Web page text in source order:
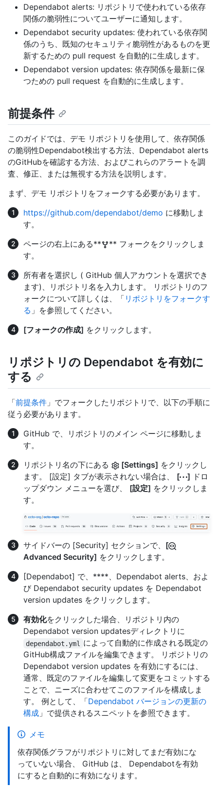
Dependabot alerts: リポジトリで使われている依存
関係の脆弱性についてユーザーに通知します。
Dependabot security updates: 使われている依存関
係のうち、既知のセキュリティ脆弱性があるものを更
新するための pull request を自動的に生成します。
Dependabot version updates: 依存関係を最新に保
つための pull request を自動的に生成します。
前提条件
このガイドでは、デモ リポジトリを使用して、依存関係
の脆弱性Dependabot検出する方法、Dependabot alerts
のGitHubを確認する方法、およびこれらのアラートを調
査、修正、または無視する方法を説明します。
まず、デモ リポジトリをフォークする必要があります。
https://github.com/dependabot/demo に移動しま
す。
ページの右上にある**
** フォークをクリックしま
す。
所有者を選択し ( GitHub 個人アカウントを選択でき
ます)、リポジトリ名を入力します。 リポジトリのフ
ォークについて詳しくは、「 リポジトリをフォークす
る 」を参照してください。
[フォークの作成] をクリックします。
リポジトリの Dependabot を有効に
する
「前提条件 」でフォークしたリポジトリで、以下の手順に
従う必要があります。
GitHub で、リポジトリのメイン ページに移動しま
す。
リポジトリ名の下にある
[Settings] をクリックし
ます。 [設定] タブが表示されない場合は、 [ ] ドロ
ップダウン メニューを選び、 [設定] をクリックしま
す。
サイドバーの [Security] セクションで、 [
Advanced Security] をクリックします。
[Dependabot] で、****、Dependabot alerts、およ
び Dependabot security updates を Dependabot
version updates をクリックします。
有効化をクリックした場合、リポジトリ内の
Dependabot version updatesディレクトリに
dependabot.yml
によって自動的に作成される既定の
GitHub構成ファイルを編集できます。 リポジトリの
Dependabot version updates を有効にするには、
通常、既定のファイルを編集して変更をコミットする
ことで、ニーズに合わせてこのファイルを構成しま
す。 例として、「Dependabot バージョンの更新の
構成 」で提供されるスニペットを参照できます。
メモ
依存関係グラフがリポジトリに対してまだ有効にな
っていない場合、 GitHub は、 Dependabotを有効
にすると自動的に有効になります。